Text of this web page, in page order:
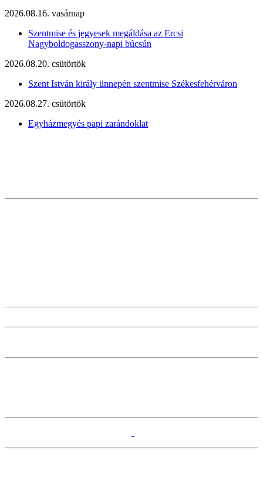
2026.08.16. vasárnap
Szentmise és jegyesek megáldása az Ercsi
Nagyboldogasszony-napi búcsún
2026.08.20. csütörtök
Szent István király ünnepén szentmise Székesfehérváron
2026.08.27. csütörtök
Egyházmegyés papi zarándoklat